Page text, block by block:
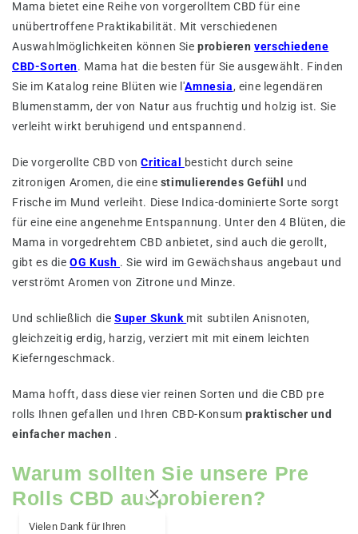
Mama bietet eine Reihe von vorgerolltem CBD für eine
unübertroffene Praktikabilität. Mit verschiedenen
Auswahlmöglichkeiten können Sieprobieren verschiedene
CBD-Sorten. Mama hat die besten für Sie ausgewählt. Finden
Sie im Katalog reine Blüten wie l'Amnesia, eine legendären
Blumenstamm, der von Natur aus fruchtig und holzig ist. Sie
verleiht wirkt beruhigend und entspannend.
Die vorgerollte CBD vonCritical
besticht durch seine
zitronigen Aromen, die eine stimulierendes Gefühl und
Frische im Mund verleiht. Diese Indica-dominierte Sorte sorgt
für eine eine angenehme Entspannung. Unter den 4 Blüten, die
Mama in vorgedrehtem CBD anbietet, sind auch die gerollt,
gibt es dieOG Kush . Sie wird im Gewächshaus angebaut und
verströmt Aromen von Zitrone und Minze.
Und schließlich die Super Skunk mit subtilen Anisnoten,
gleichzeitig erdig, harzig, verziert mit mit einem leichten
Kieferngeschmack.
Mama hofft, dass diese vier reinen Sorten und die CBD pre
rolls Ihnen gefallen und Ihren CBD-Konsumpraktischer und
einfacher machen .
Warum sollten Sie unsere Pre
Rolls CBD ausprobieren?
Vielen Dank für Ihren